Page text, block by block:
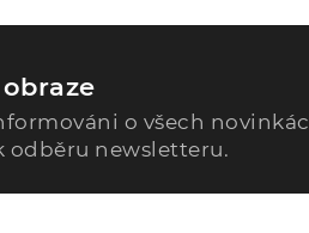
o všech
odběru newsletteru.